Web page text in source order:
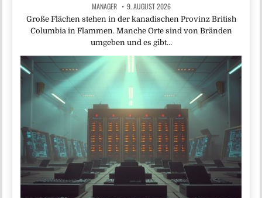
MANAGER 9. AUGUST 2026
Große Flächen stehen in der kanadischen Provinz British
Columbia in Flammen. Manche Orte sind von Bränden
umgeben und es gibt…